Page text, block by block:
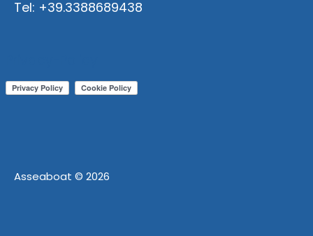
Tel: +39.3388689438
Asseaboat © 2026